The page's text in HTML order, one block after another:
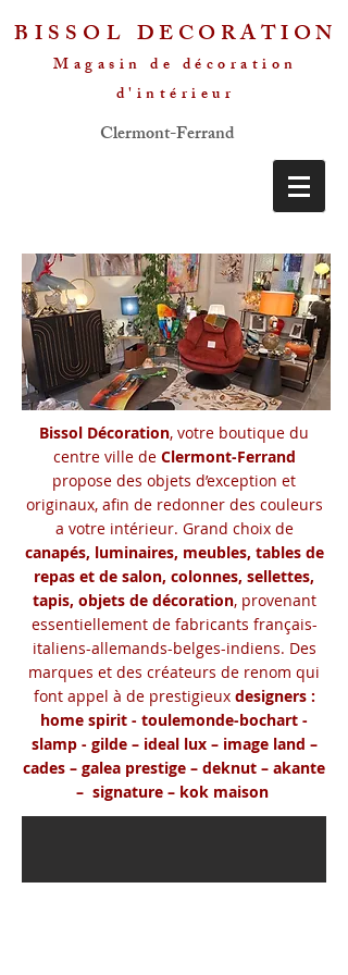
BISSOL DECORATION
Magasin de décoration
d'intérieur
Clermont-Ferrand
Bissol Décoration, votre boutique du
centre ville de Clermont-Ferrand
propose des objets d’exception et
originaux, afin de redonner des couleurs
a votre intérieur. Grand choix de
canapés, luminaires, meubles, tables de
repas et de salon, colonnes, sellettes,
tapis, objets de décoration, provenant
essentiellement de fabricants français-
italiens-allemands-belges-indiens. Des
marques et des créateurs de renom qui
font appel à de prestigieux designers :
home spirit - toulemonde-bochart -
slamp - gilde – ideal lux – image land –
cades – galea prestige – deknut – akante
– signature – kok maison